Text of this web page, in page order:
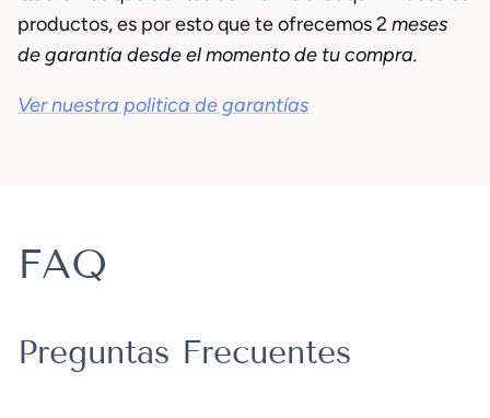
productos, es por esto que te ofrecemos 2 meses
de garantía desde el momento de tu compra.
Ver nuestra politica de garantías
FAQ
Preguntas Frecuentes